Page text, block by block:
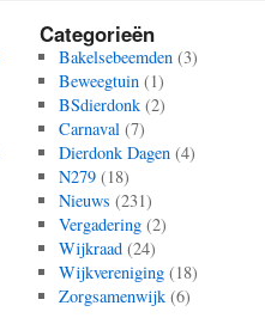
Categorieën
Bakelsebeemden(3)
Beweegtuin(1)
BSdierdonk(2)
Carnaval(7)
Dierdonk Dagen(4)
N279(18)
Nieuws (231)
Vergadering(2)
Wijkraad(24)
Wijkvereniging(18)
Zorgsamenwijk(6)